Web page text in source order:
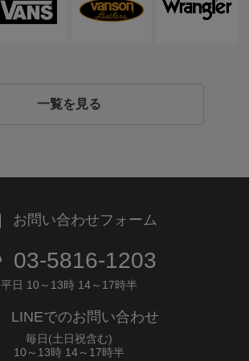
一覧を見る
お問い合わせフォーム
03-5816-1203
平日 10～13時 14～17時半
LINEでのお問い合わせ
毎日(土日祝含む)
10～13時 14～17時半